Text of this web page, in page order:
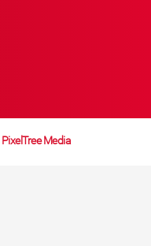
PixelTree Media